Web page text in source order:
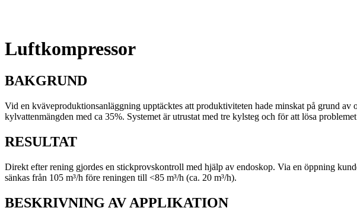
Luftkompressor
BAKGRUND
Vid en kväveproduktionsanläggning upptäcktes att produktiviteten hade minskat på grund
kylvattenmängden med ca 35%. Systemet är utrustat med tre kylsteg och för att lösa
RESULTAT
Direkt efter rening gjordes en stickprovskontroll med hjälp av endoskop. Via en öppning
sänkas från 105 m³/h före reningen till <85 m³/h (ca. 20 m³/h).
BESKRIVNING AV APPLIKATION